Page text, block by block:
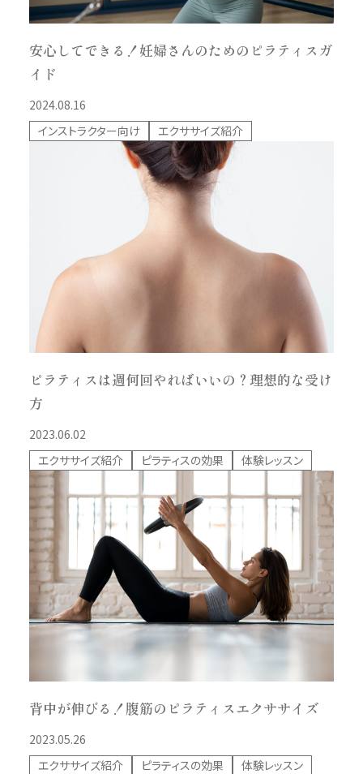
安心してできる！妊婦さんのためのピラティスガ
イド
2024.08.16
インストラクター向け
エクササイズ紹介
ピラティスは週何回やればいいの？理想的な受け
方
2023.06.02
エクササイズ紹介
ピラティスの効果 体験レッスン
背中が伸びる！腹筋のピラティスエクササイズ
2023.05.26
エクササイズ紹介
ピラティスの効果
体験レッスン